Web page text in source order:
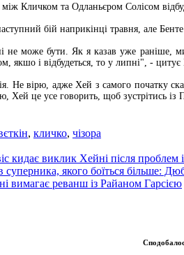
Кличком та Одланьєром Солісом
бій наприкінці травня, але
не може бути. Як я казав уже раніше,
якшо і відбудеться, то у липні", - цитує
Не вірю, адже Хей з самого початку
Хей це усе говорить, щоб зустрітись із
, кличко, чізора
кидає виклик Хейні після проблем
суперника, якого боїться більше:
вимагає реванш із Райаном Гарсією